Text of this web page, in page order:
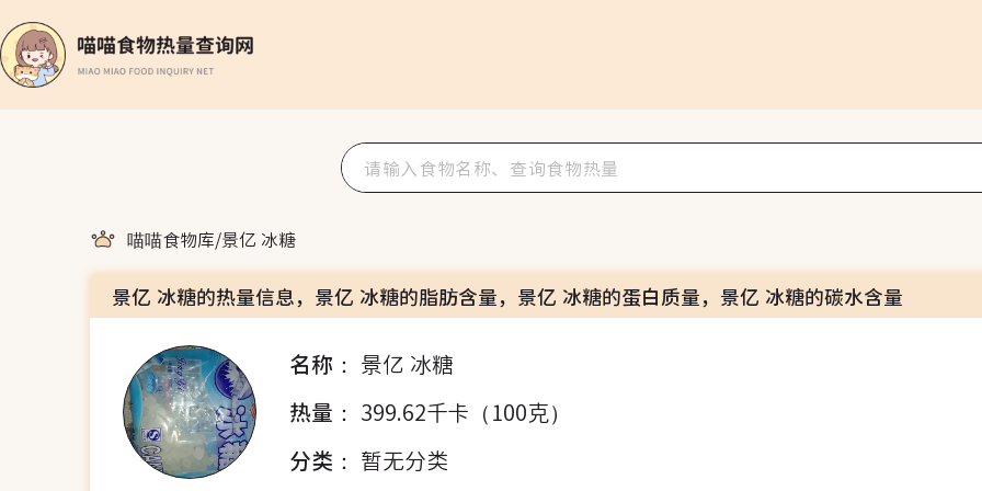
喵喵食物库/景亿 冰糖
景亿 冰糖的热量信息，景亿 冰糖的脂肪含量，景亿 冰糖的蛋白质量，景亿 冰糖的碳水含量
名称： 景亿 冰糖
热量： 399.62千卡（100克）
分类： 暂无分类